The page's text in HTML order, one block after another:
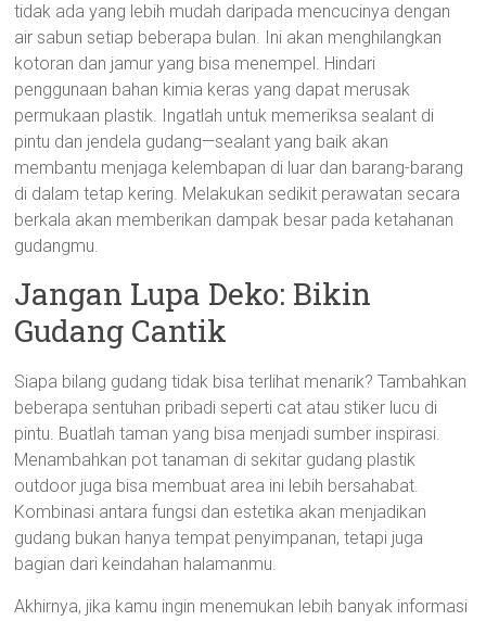
tidak ada yang lebih mudah daripada mencucinya dengan
air sabun setiap beberapa bulan. Ini akan menghilangkan
kotoran dan jamur yang bisa menempel. Hindari
penggunaan bahan kimia keras yang dapat merusak
permukaan plastik. Ingatlah untuk memeriksa sealant di
pintu dan jendela gudang—sealant yang baik akan
membantu menjaga kelembapan di luar dan barang-barang
di dalam tetap kering. Melakukan sedikit perawatan secara
berkala akan memberikan dampak besar pada ketahanan
gudangmu.
Jangan Lupa Deko: Bikin
Gudang Cantik
Siapa bilang gudang tidak bisa terlihat menarik? Tambahkan
beberapa sentuhan pribadi seperti cat atau stiker lucu di
pintu. Buatlah taman yang bisa menjadi sumber inspirasi.
Menambahkan pot tanaman di sekitar gudang plastik
outdoor juga bisa membuat area ini lebih bersahabat.
Kombinasi antara fungsi dan estetika akan menjadikan
gudang bukan hanya tempat penyimpanan, tetapi juga
bagian dari keindahan halamanmu.
Akhirnya, jika kamu ingin menemukan lebih banyak informasi